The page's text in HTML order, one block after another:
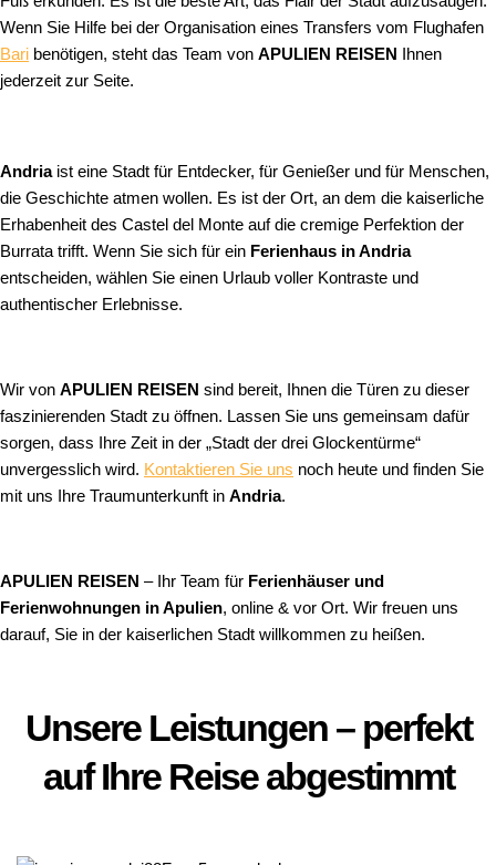
Wenn Sie Hilfe bei der Organisation eines Transfers vom Flughafen
Bari benötigen, steht das Team von APULIEN REISEN
Ihnen
jederzeit zur Seite.
Andriaist eine Stadt für Entdecker, für Genießer und für Menschen,
die Geschichte atmen wollen. Es ist der Ort, an dem die kaiserliche
Erhabenheit des Castel del Monte auf die cremige Perfektion der
Burrata trifft. Wenn Sie sich für ein Ferienhaus in Andria
entscheiden, wählen Sie einen Urlaub voller Kontraste und
authentischer Erlebnisse.
Wir von APULIEN REISEN sind bereit, Ihnen die Türen zu dieser
faszinierenden Stadt zu öffnen. Lassen Sie uns gemeinsam dafür
sorgen, dass Ihre Zeit in der „Stadt der drei Glockentürme“
unvergesslich wird. Kontaktieren Sie uns noch heute und finden Sie
mit uns Ihre Traumunterkunft in Andria.
APULIEN REISEN – Ihr Team für Ferienhäuser und
Ferienwohnungen in Apulien, online & vor Ort. Wir freuen uns
darauf, Sie in der kaiserlichen Stadt willkommen zu heißen.
Unsere Leistungen – perfekt
auf Ihre Reise abgestimmt